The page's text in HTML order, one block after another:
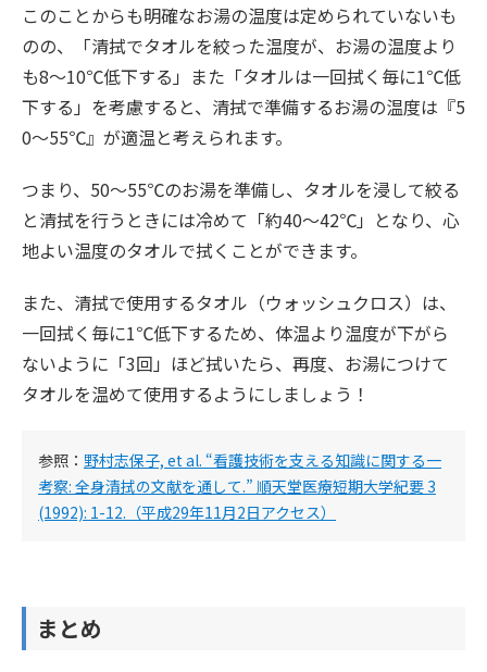
このことからも明確なお湯の温度は定められていないも
のの、「清拭でタオルを絞った温度が、お湯の温度より
も8〜10℃低下する」また「タオルは一回拭く毎に1℃低
下する」を考慮すると、清拭で準備するお湯の温度は『5
0〜55℃』が適温と考えられます。
つまり、50〜55℃のお湯を準備し、タオルを浸して絞る
と清拭を行うときには冷めて「約40〜42℃」となり、心
地よい温度のタオルで拭くことができます。
また、清拭で使用するタオル（ウォッシュクロス）は、
一回拭く毎に1℃低下するため、体温より温度が下がら
ないように「3回」ほど拭いたら、再度、お湯につけて
タオルを温めて使用するようにしましょう！
参照： 野村志保子, et al. “看護技術を支える知識に関する一
考察: 全身清拭の文献を通して.” 順天堂医療短期大学紀要 3
(1992): 1-12.（平成29年11月2日アクセス）
まとめ